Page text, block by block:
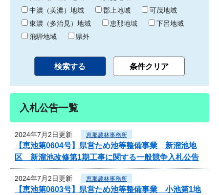
中濃（美濃）地域
郡上地域
可茂地域
東濃（多治見）地域
恵那地域
下呂地域
飛騨地域
県外
入札公告一覧
2024年7月2日更新 恵那農林事務所
【恵池第0604号】県営ため池等整備事業 新溜池地
区 新溜池改修第1期工事に関する一般競争入札公告
2024年7月2日更新 恵那農林事務所
【恵池第0603号】県営ため池等整備事業 小池第1地